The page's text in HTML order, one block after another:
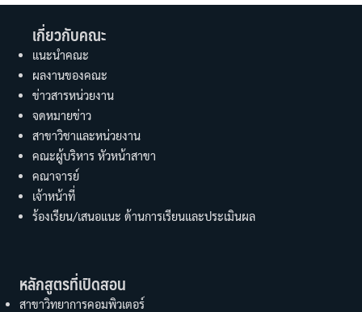
เกี่ยวกับคณะ
แนะนำคณะ
ผลงานของคณะ
ข่าวสารหน่วยงาน
จดหมายข่าว
สาขาวิชาและหน่วยงาน
คณะผู้บริหาร หัวหน้าสาขา
คณาจารย์
เจ้าหน้าที่
ร้องเรียน/เสนอแนะ ด้านการเรียนและประเมินผล
หลักสูตรที่เปิดสอน
สาขาวิทยาการคอมพิวเตอร์